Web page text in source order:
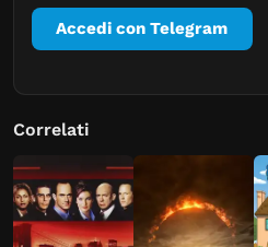
Accedi con Telegram
Correlati